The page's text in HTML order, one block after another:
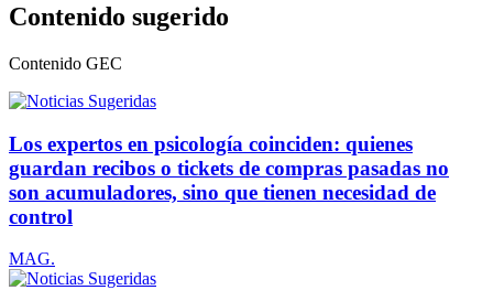
Contenido sugerido
Contenido GEC
Los expertos en psicología coinciden: quienes
guardan recibos o tickets de compras pasadas no
son acumuladores, sino que tienen necesidad de
control
MAG.